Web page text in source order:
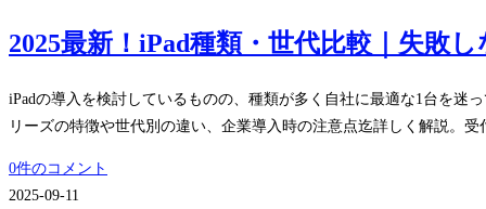
2025最新！iPad種類・世代比較｜失敗
iPadの導入を検討しているものの、種類が多く自社に最適な1台を迷
リーズの特徴や世代別の違い、企業導入時の注意点迄詳しく解説。
0件のコメント
2025-09-11